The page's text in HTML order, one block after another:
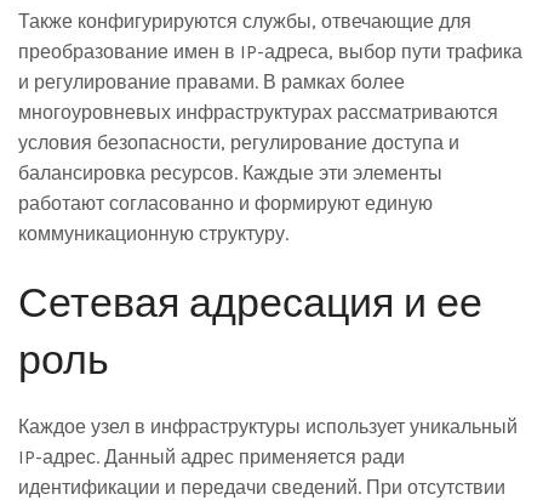
Также конфигурируются службы, отвечающие для
преобразование имен в IP-адреса, выбор пути трафика
и регулирование правами. В рамках более
многоуровневых инфраструктурах рассматриваются
условия безопасности, регулирование доступа и
балансировка ресурсов. Каждые эти элементы
работают согласованно и формируют единую
коммуникационную структуру.
Сетевая адресация и ее
роль
Каждое узел в инфраструктуры использует уникальный
IP-адрес. Данный адрес применяется ради
идентификации и передачи сведений. При отсутствии